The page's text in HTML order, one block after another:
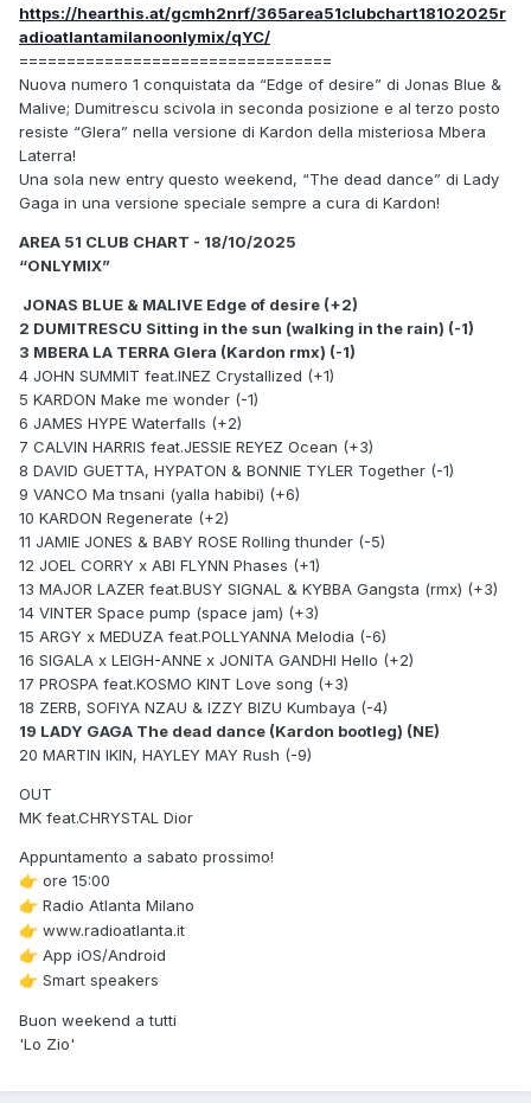
https://hearthis.at/gcmh2nrf/365area51clubchart18102025r
adioatlantamilanoonlymix/qYC/
=================================
Nuova numero 1 conquistata da “Edge of desire” di Jonas Blue &
Malive; Dumitrescu scivola in seconda posizione e al terzo posto
resiste “Glera” nella versione di Kardon della misteriosa Mbera
Laterra!
Una sola new entry questo weekend, “The dead dance” di Lady
Gaga in una versione speciale sempre a cura di Kardon!
AREA 51 CLUB CHART - 18/10/2025
“ONLYMIX”
JONAS BLUE & MALIVE Edge of desire (+2)
2 DUMITRESCU Sitting in the sun (walking in the rain) (-1)
3 MBERA LA TERRA Glera (Kardon rmx) (-1)
4 JOHN SUMMIT feat.INEZ Crystallized (+1)
5 KARDON Make me wonder (-1)
6 JAMES HYPE Waterfalls (+2)
7 CALVIN HARRIS feat.JESSIE REYEZ Ocean (+3)
8 DAVID GUETTA, HYPATON & BONNIE TYLER Together (-1)
9 VANCO Ma tnsani (yalla habibi) (+6)
10 KARDON Regenerate (+2)
11 JAMIE JONES & BABY ROSE Rolling thunder (-5)
12 JOEL CORRY x ABI FLYNN Phases (+1)
13 MAJOR LAZER feat.BUSY SIGNAL & KYBBA Gangsta (rmx) (+3)
14 VINTER Space pump (space jam) (+3)
15 ARGY x MEDUZA feat.POLLYANNA Melodia (-6)
16 SIGALA x LEIGH-ANNE x JONITA GANDHI Hello (+2)
17 PROSPA feat.KOSMO KINT Love song (+3)
18 ZERB, SOFIYA NZAU & IZZY BIZU Kumbaya (-4)
19 LADY GAGA The dead dance (Kardon bootleg) (NE)
20 MARTIN IKIN, HAYLEY MAY Rush (-9)
OUT
MK feat.CHRYSTAL Dior
Appuntamento a sabato prossimo!
👉 ore 15:00
👉 Radio Atlanta Milano
👉 www.radioatlanta.it
👉 App iOS/Android
👉 Smart speakers
Buon weekend a tutti
'Lo Zio'